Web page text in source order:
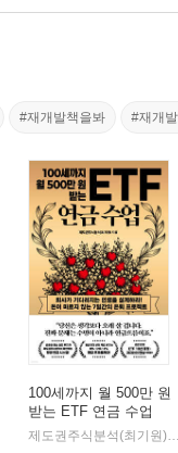
#재개발책을봐 #재개
빅피시
100세까지 월 500만 원
받는 ETF 연금 수업
제도권주식분석(